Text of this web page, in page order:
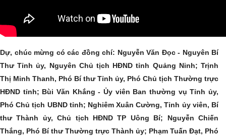
Dự, chúc mừng có các đồng chí: Nguyễn Văn Đọc - Nguyên Bí
Thư Tỉnh ủy, Nguyên Chủ tịch HĐND tỉnh Quảng Ninh; Trịnh
Thị Minh Thanh, Phó Bí thư Tỉnh ủy, Phó Chủ tịch Thường trực
HĐND tỉnh; Bùi Văn Khắng - Ủy viên Ban thường vụ Tỉnh ủy,
Phó Chủ tịch UBND tỉnh; Nghiêm Xuân Cường, Tỉnh ủy viên, Bí
thư Thành ủy, Chủ tịch HĐND TP Uông Bí; Nguyễn Chiến
Thắng, Phó Bí thư Thường trực Thành ủy; Phạm Tuấn Đạt, Phó